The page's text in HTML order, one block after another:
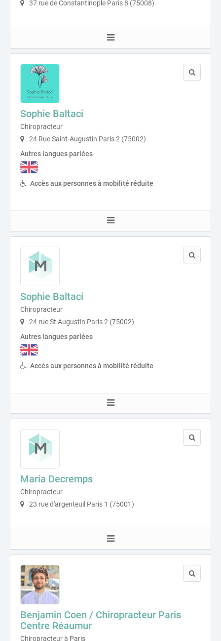
37 rue de Constantinople Paris 8 (75008)
Sophie Baltaci
Chiropracteur
24 Rue Saint-Augustin Paris 2 (75002)
Autres langues parlées
Accès aux personnes à mobilité réduite
Sophie Baltaci
Chiropracteur
24 rue St Augustin Paris 2 (75002)
Autres langues parlées
Accès aux personnes à mobilité réduite
Maria Decremps
Chiropracteur
23 rue d'argenteuil Paris 1 (75001)
Benjamin Coen / Chiropracteur Paris
Centre Réaumur
Chiropracteur à Paris